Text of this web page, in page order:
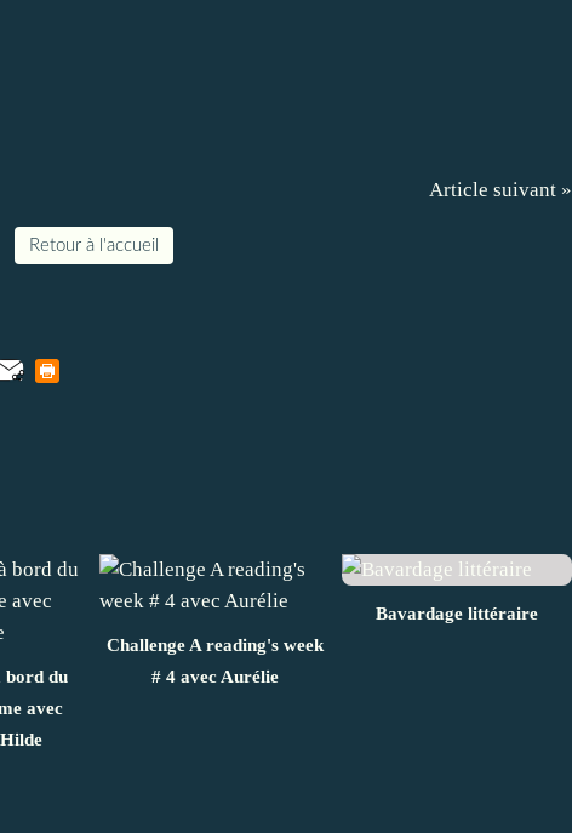
Article suivant »
Retour à l'accueil
bord du
avec
Challenge A reading's week
# 4 avec Aurélie
Bavardage littéraire